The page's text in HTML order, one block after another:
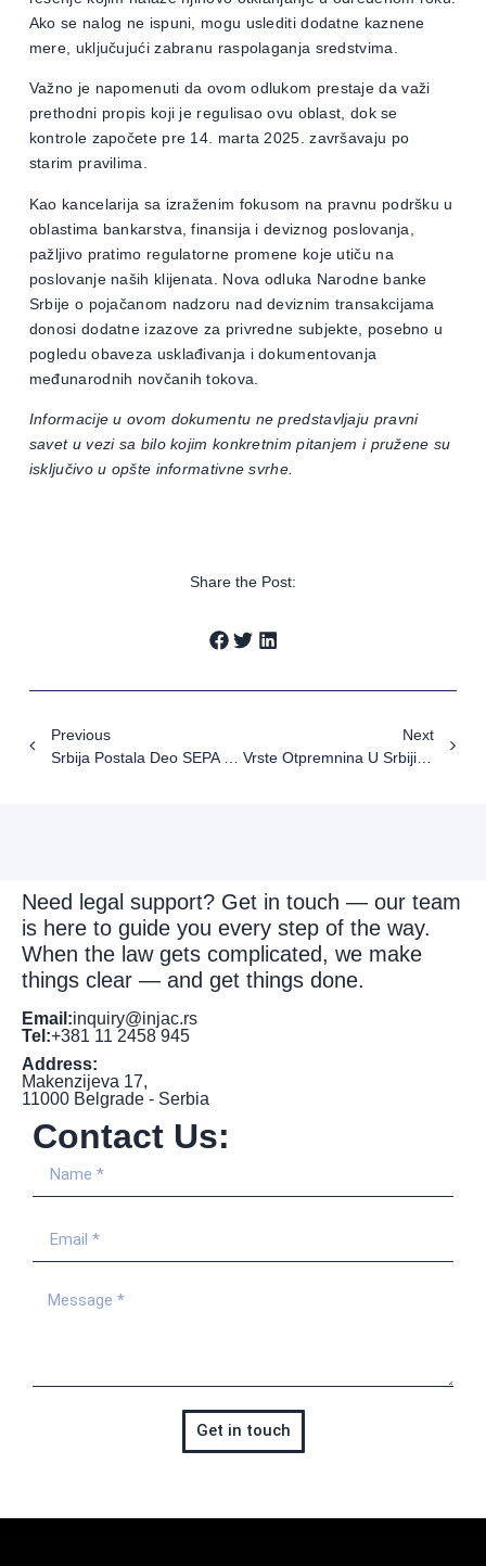
Ako se nalog ne ispuni, mogu uslediti dodatne kaznene
mere, uključujući zabranu raspolaganja sredstvima.
Važno je napomenuti da ovom odlukom prestaje da važi
prethodni propis koji je regulisao ovu oblast, dok se
kontrole započete pre 14. marta 2025. završavaju po
starim pravilima.
Kao kancelarija sa izraženim fokusom na pravnu podršku u
oblastima bankarstva, finansija i deviznog poslovanja,
pažljivo pratimo regulatorne promene koje utiču na
poslovanje naših klijenata. Nova odluka Narodne banke
Srbije o pojačanom nadzoru nad deviznim transakcijama
donosi dodatne izazove za privredne subjekte, posebno u
pogledu obaveza usklađivanja i dokumentovanja
međunarodnih novčanih tokova.
Informacije u ovom dokumentu ne predstavljaju pravni
savet u vezi sa bilo kojim konkretnim pitanjem i pružene su
isključivo u opšte informativne svrhe.
Share the Post:
Previous
Next
Vrste Otpremnina U Srbiji I Kako Se Određuje Njihova Visina
Need legal support? Get in touch — our team
is here to guide you every step of the way.
When the law gets complicated, we make
things clear — and get things done.
Email:inquiry@injac.rs
Tel:+381 11 2458 945
Address:
Makenzijeva 17,
11000 Belgrade - Serbia
Contact Us:
Get in touch